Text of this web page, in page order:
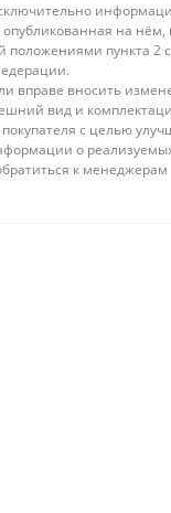
на нём,
положениями пункта 2
вправе вносить
вид и
с целью
о реализуемых
к менеджерам